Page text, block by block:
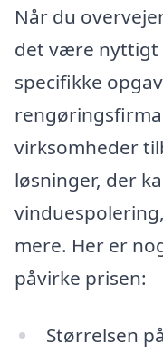
Når du
det være nyttigt
specifikke
virksomheder
løsninger, der
mere. Her er
påvirke prisen:
Størrelsen